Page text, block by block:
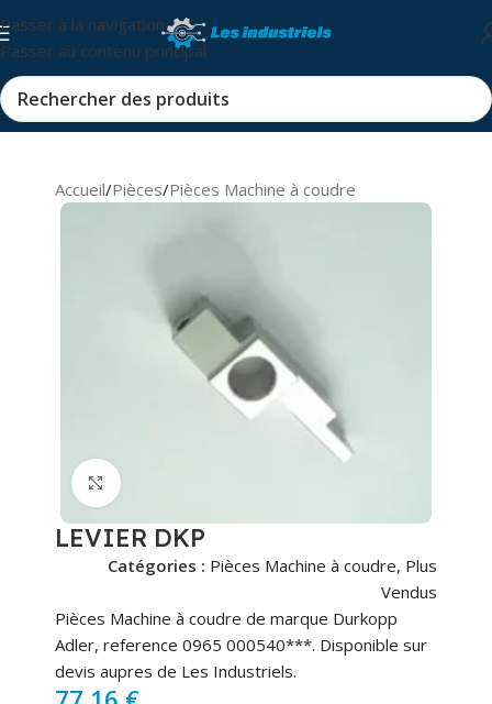
Passer à la navigation
Passer au contenu principal
Accueil/Pièces/Pièces Machine à coudre
Cliquez pour agrandir
LEVIER DKP
Catégories : Pièces Machine à coudre, Plus
Vendus
Pièces Machine à coudre de marque Durkopp
Adler, reference 0965 000540***. Disponible sur
devis aupres de Les Industriels.